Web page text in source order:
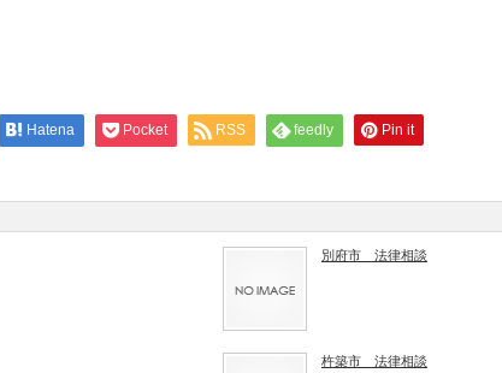
Hatena Pocket RSS feedly Pin it
別府市 法律相談
杵築市 法律相談